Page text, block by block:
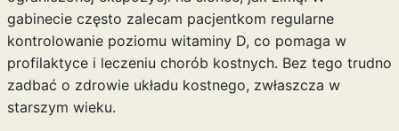
gabinecie często zalecam pacjentkom regularne
kontrolowanie poziomu witaminy D, co pomaga w
profilaktyce i leczeniu chorób kostnych. Bez tego trudno
zadbać o zdrowie układu kostnego, zwłaszcza w
starszym wieku.